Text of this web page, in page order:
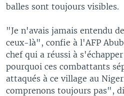
balles sont toujours visibles.
"Je n'avais jamais entendu
ceux-là", confie à l'AFP
chef qui a réussi à
pourquoi ces combattants
attaqués à ce village au
comprenons toujours pas",